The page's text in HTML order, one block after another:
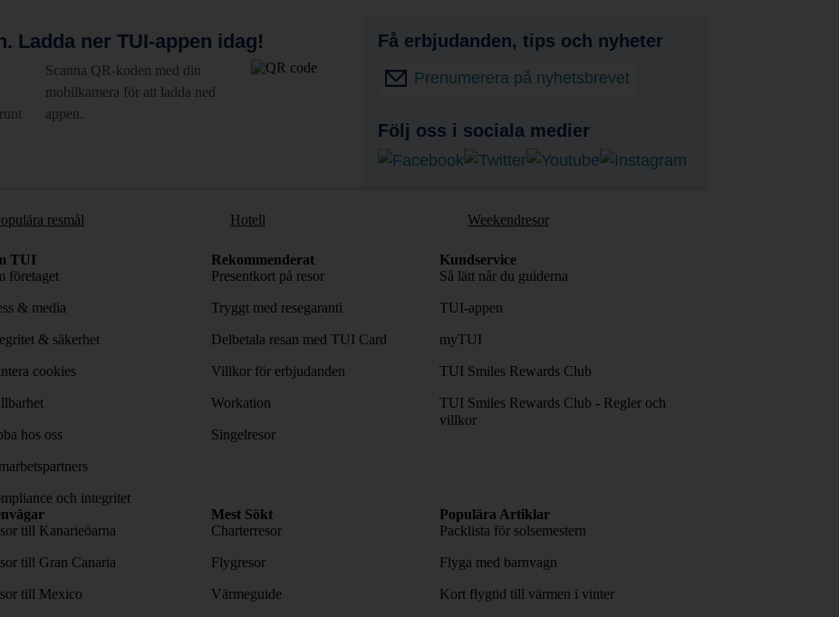
Ladda ner TUI-appen idag!
Scanna QR-koden med din
mobilkamera för att ladda ned
appen.
Få erbjudanden, tips och nyheter
Prenumerera på nyhetsbrevet
Följ oss i sociala medier
resmål Hotell Weekendresor
TUI
företaget
& media
& säkerhet
cookies
hos oss
och integritet
Rekommenderat
Presentkort på resor
Tryggt med resegaranti
Delbetala resan med TUI Card
Villkor för erbjudanden
Workation
Singelresor
Kundservice
Så lätt når du guiderna
TUI-appen
myTUI
TUI Smiles Rewards Club
TUI Smiles Rewards Club - Regler och
villkor
till Kanarieöarna
till Gran Canaria
till Mexico
Mest Sökt
Charterresor
Flygresor
Värmeguide
Populära Artiklar
Packlista för solsemestern
Flyga med barnvagn
Kort flygtid till värmen i vinter